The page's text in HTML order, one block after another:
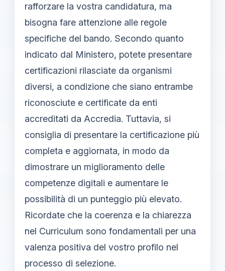
rafforzare la vostra candidatura, ma
bisogna fare attenzione alle regole
specifiche del bando. Secondo quanto
indicato dal Ministero, potete presentare
certificazioni rilasciate da organismi
diversi, a condizione che siano entrambe
riconosciute e certificate da enti
accreditati da Accredia. Tuttavia, si
consiglia di presentare la certificazione più
completa e aggiornata, in modo da
dimostrare un miglioramento delle
competenze digitali e aumentare le
possibilità di un punteggio più elevato.
Ricordate che la coerenza e la chiarezza
nel Curriculum sono fondamentali per una
valenza positiva del vostro profilo nel
processo di selezione.